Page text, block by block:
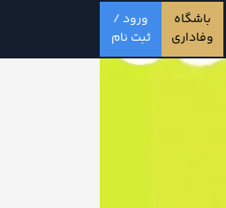
باشگاه
وفاداری
ورود /
ثبت نام